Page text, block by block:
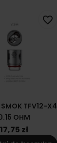
TFV12-X4
OHM
17,75 zł
favorite_border